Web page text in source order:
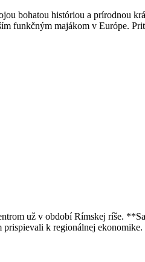
bohatou históriou a prírodnou
funkčným majákom v Európe.
už v období Rímskej ríše.
k regionálnej ekonomike.